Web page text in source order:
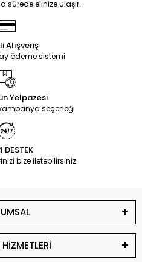
sürede elinize ulaşır.
Alışveriş
ödeme sistemi
Yelpazesi
seçeneği
bize iletebilirsiniz.